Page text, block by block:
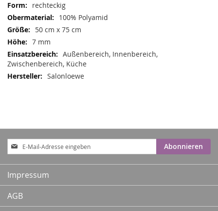
rechteckig
100% Polyamid
50 cm x 75 cm
7 mm
Außenbereich, Innenbereich,
Zwischenbereich, Küche
Salonloewe
Anmeldung
zum
Newsletter:
Abonnieren
Impressum
AGB